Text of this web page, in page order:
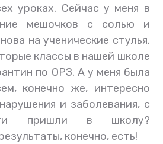
уроках. Сейчас у меня в
мешочков с солью и
на ученические стулья.
классы в нашей школе
по ОРЗ. А у меня была
конечно же, интересно
и заболевания, с
пришли в школу?
конечно, есть!